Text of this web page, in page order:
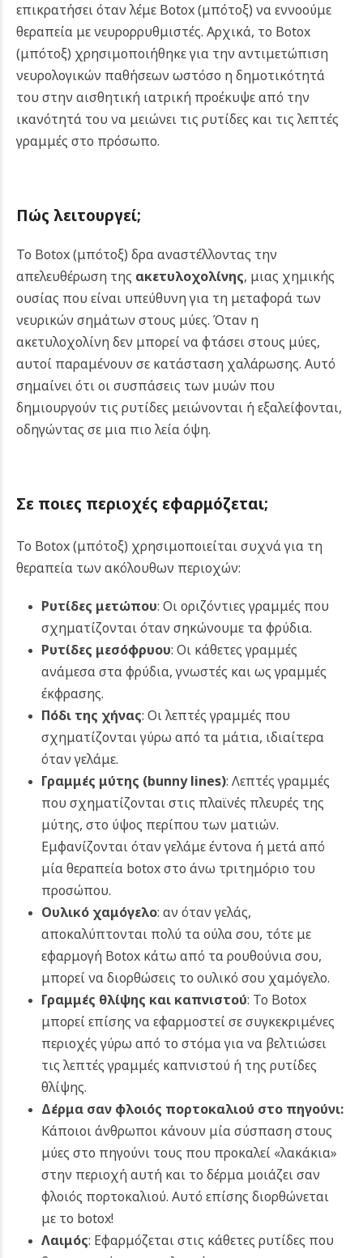
επικρατήσει όταν λέμε Botox (μπότοξ) να εννοούμε
θεραπεία με νευρορρυθμιστές. Αρχικά, το Botox
(μπότοξ) χρησιμοποιήθηκε για την αντιμετώπιση
νευρολογικών παθήσεων ωστόσο η δημοτικότητά
του στην αισθητική ιατρική προέκυψε από την
ικανότητά του να μειώνει τις ρυτίδες και τις λεπτές
γραμμές στο πρόσωπο.
Πώς λειτουργεί;
Το Botox (μπότοξ) δρα αναστέλλοντας την
απελευθέρωση της ακετυλοχολίνης, μιας χημικής
ουσίας που είναι υπεύθυνη για τη μεταφορά των
νευρικών σημάτων στους μύες. Όταν η
ακετυλοχολίνη δεν μπορεί να φτάσει στους μύες,
αυτοί παραμένουν σε κατάσταση χαλάρωσης. Αυτό
σημαίνει ότι οι συσπάσεις των μυών που
δημιουργούν τις ρυτίδες μειώνονται ή εξαλείφονται,
οδηγώντας σε μια πιο λεία όψη.
Σε ποιες περιοχές εφαρμόζεται;
Το Botox (μπότοξ) χρησιμοποιείται συχνά για τη
θεραπεία των ακόλουθων περιοχών:
Ρυτίδες μετώπου: Οι οριζόντιες γραμμές που
σχηματίζονται όταν σηκώνουμε τα φρύδια.
Ρυτίδες μεσόφρυου: Οι κάθετες γραμμές
ανάμεσα στα φρύδια, γνωστές και ως γραμμές
έκφρασης.
Πόδι της χήνας: Οι λεπτές γραμμές που
σχηματίζονται γύρω από τα μάτια, ιδιαίτερα
όταν γελάμε.
Γραμμές μύτης (bunny lines): Λεπτές γραμμές
που σχηματίζονται στις πλαϊνές πλευρές της
μύτης, στο ύψος περίπου των ματιών.
Εμφανίζονται όταν γελάμε έντονα ή μετά από
μία θεραπεία botox στο άνω τριτημόριο του
προσώπου.
Ουλικό χαμόγελο: αν όταν γελάς,
αποκαλύπτονται πολύ τα ούλα σου, τότε με
εφαρμογή Botox κάτω από τα ρουθούνια σου,
μπορεί να διορθώσεις το ουλικό σου χαμόγελο.
Γραμμές θλίψης και καπνιστού: Το Botox
μπορεί επίσης να εφαρμοστεί σε συγκεκριμένες
περιοχές γύρω από το στόμα για να βελτιώσει
τις λεπτές γραμμές καπνιστού ή της ρυτίδες
θλίψης.
Δέρμα σαν φλοιός πορτοκαλιού στο πηγούνι:
Κάποιοι άνθρωποι κάνουν μία σύσπαση στους
μύες στο πηγούνι τους που προκαλεί «λακάκια»
στην περιοχή αυτή και το δέρμα μοιάζει σαν
φλοιός πορτοκαλιού. Αυτό επίσης διορθώνεται
με το botox!
Λαιμός: Εφαρμόζεται στις κάθετες ρυτίδες που